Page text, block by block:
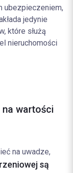
ubezpieczeniem,
jedynie
które służą
nieruchomości
wartości
na uwadze,
są